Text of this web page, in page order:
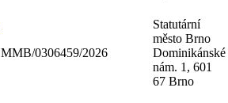
MMB/0306459/2026
Statutární
město Brno
Dominikánské
nám. 1, 601
67 Brno